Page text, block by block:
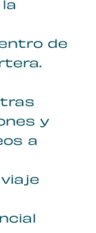
de
y
a